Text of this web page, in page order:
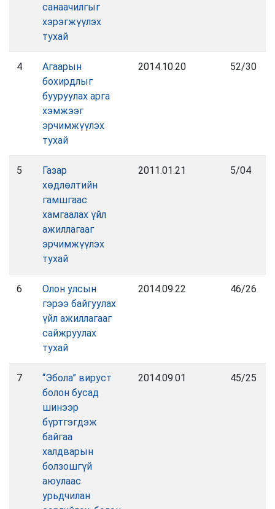
санаачилгыг
хэрэгжүүлэх
тухай
4
Агаарын
бохирдлыг
бууруулах арга
хэмжээг
эрчимжүүлэх
тухай
2014.10.20 52/30
5
Газар
хөдлөлтийн
гамшгаас
хамгаалах үйл
ажиллагааг
эрчимжүүлэх
тухай
2011.01.21 5/04
6
Олон улсын
гэрээ байгуулах
үйл ажиллагааг
сайжруулах
тухай
2014.09.22 46/26
7
“Эбола” вируст
болон бусад
шинээр
бүртгэгдэж
байгаа
халдварын
болзошгүй
аюулаас
урьдчилан
2014.09.01 45/25